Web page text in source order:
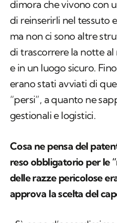
di trascorrere la notte
e in un luogo sicuro.
erano stati avviati di
“persi”, a quanto ne
gestionali e logistici.
Cosa ne pensa del
reso obbligatorio per le
approva la scelta del
«Sì, sono
oltre: farei un